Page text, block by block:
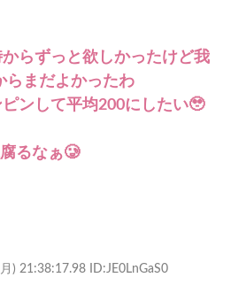
らずっと欲しかったけど我
らまだよかったわ
ンして平均200にしたい🥹
るなぁ🥲
) 21:38:17.98 ID:JE0LnGaS0